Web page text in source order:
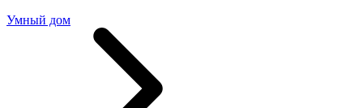
Умный дом